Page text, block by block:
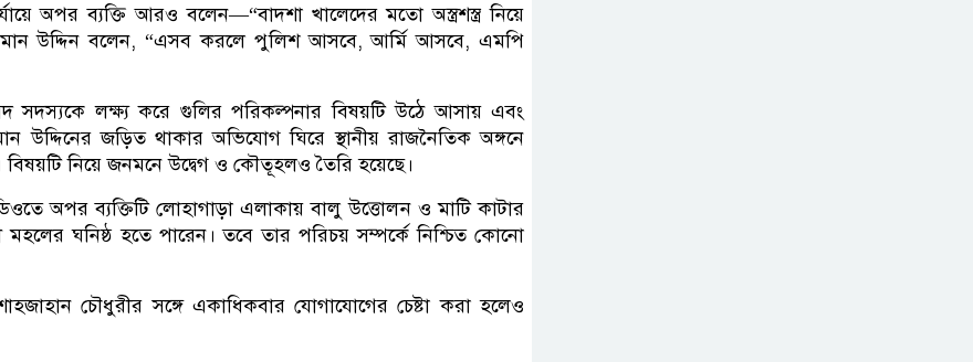
অপর ব্যক্তি আরও বলেন—“বাদশা খালেদের মতো অস্ত্রশস্ত্র নিয়ে
উদ্দিন বলেন, “এসব করলে পুলিশ আসবে, আর্মি আসবে, এমপি
লক্ষ্য করে গুলির পরিকল্পনার বিষয়টি উঠে আসায় এবং
উদ্দিনের জড়িত থাকার অভিযোগ ঘিরে স্থানীয় রাজনৈতিক অঙ্গনে
বিষয়টি নিয়ে জনমনে উদ্বেগ ও কৌতূহলও তৈরি হয়েছে।
অপর ব্যক্তিটি লোহাগাড়া এলাকায় বালু উত্তোলন ও মাটি কাটার
মহলের ঘনিষ্ঠ হতে পারেন। তবে তার পরিচয় সম্পর্কে নিশ্চিত কোনো
চৌধুরীর সঙ্গে একাধিকবার যোগাযোগের চেষ্টা করা হলেও